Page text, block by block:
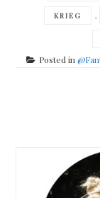
KRIEG ,
Posted in